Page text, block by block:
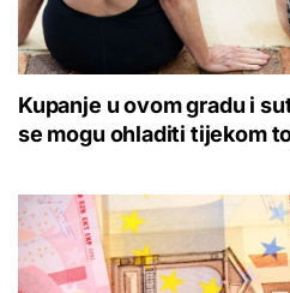
Kupanje u ovom gradu i
se mogu ohladiti tijekom